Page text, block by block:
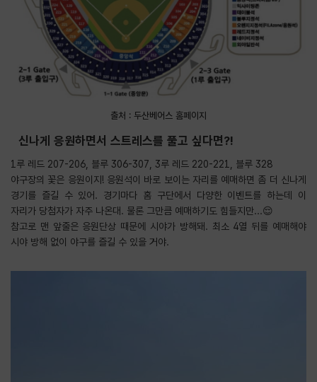
출처 : 두산베어스 홈페이지
신나게 응원하면서 스트레스를 풀고 싶다면?!
1루 레드 207-206, 블루 306-307, 3루 레드 220-221, 블루 328
야구장의 꽃은 응원이지! 응원석이 바로 보이는 자리를 예매하면 좀 더 신나게
경기를 즐길 수 있어. 경기마다 홈 구단에서 다양한 이벤트를 하는데 이
자리가 당첨자가 자주 나온대. 물론 그만큼 예매하기도 힘들지만...😌
참고로 맨 앞줄은 응원단상 때문에 시야가 방해돼. 최소 4열 뒤를 예매해야
시야 방해 없이 야구를 즐길 수 있을 거야.